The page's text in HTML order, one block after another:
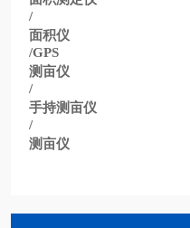
/
面积仪
/GPS
测亩仪
/
手持测亩仪
/
测亩仪